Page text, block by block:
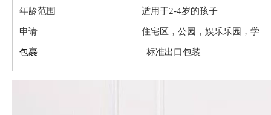
年龄范围 适用于2-4岁的孩子
申请 住宅区，公园，娱乐乐园，学
包裹 标准出口包装